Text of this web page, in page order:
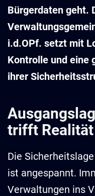
Bürgerdaten geht.
i.d.OPf. setzt mit
Kontrolle und eine
ihrer
trifft Realität
Die
ist angespannt.
Verwaltungen ins